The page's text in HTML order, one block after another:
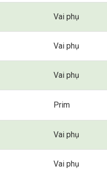
Vai phụ
Vai phụ
Vai phụ
Prim
Vai phụ
Vai phụ